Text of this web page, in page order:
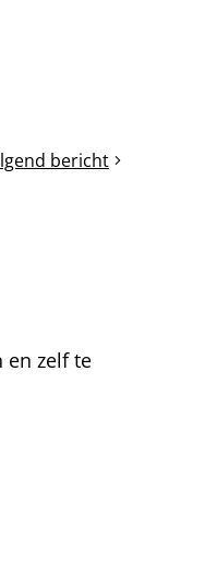
bericht
en zelf te